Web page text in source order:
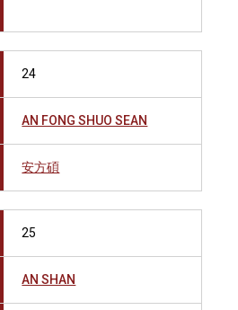
24
AN FONG SHUO SEAN
安方碩
25
AN SHAN